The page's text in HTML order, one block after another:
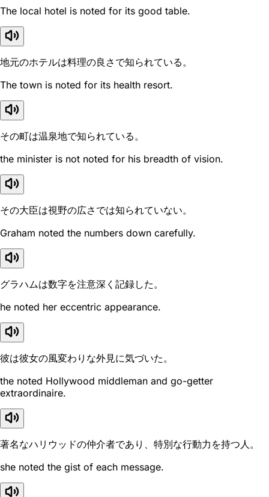
The local hotel is noted for its good table.
地元のホテルは料理の良さで知られている。
The town is noted for its health resort.
その町は温泉地で知られている。
the minister is not noted for his breadth of vision.
その大臣は視野の広さでは知られていない。
Graham noted the numbers down carefully.
グラハムは数字を注意深く記録した。
he noted her eccentric appearance.
彼は彼女の風変わりな外見に気づいた。
the noted Hollywood middleman and go-getter
extraordinaire.
著名なハリウッドの仲介者であり、特別な行動力を持つ人。
she noted the gist of each message.